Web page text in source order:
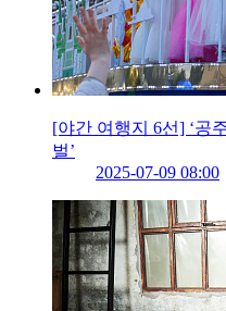
[야간 여행지 6선] ‘공
벌’
2025-07-09 08:00